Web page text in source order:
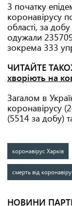
З початку
коронавірусу
області, за
одужали 235709
зокрема 333
ЧИТАЙТЕ
хворіють на
Загалом в
коронавірусу
(5514 за добу)
коронавірус Харків
смерть від